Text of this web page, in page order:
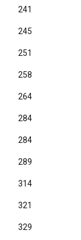
241
245
251
258
264
284
284
289
314
321
329